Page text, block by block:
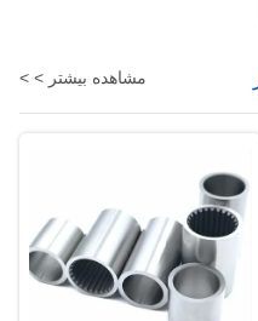
مشاهده بیشتر > >